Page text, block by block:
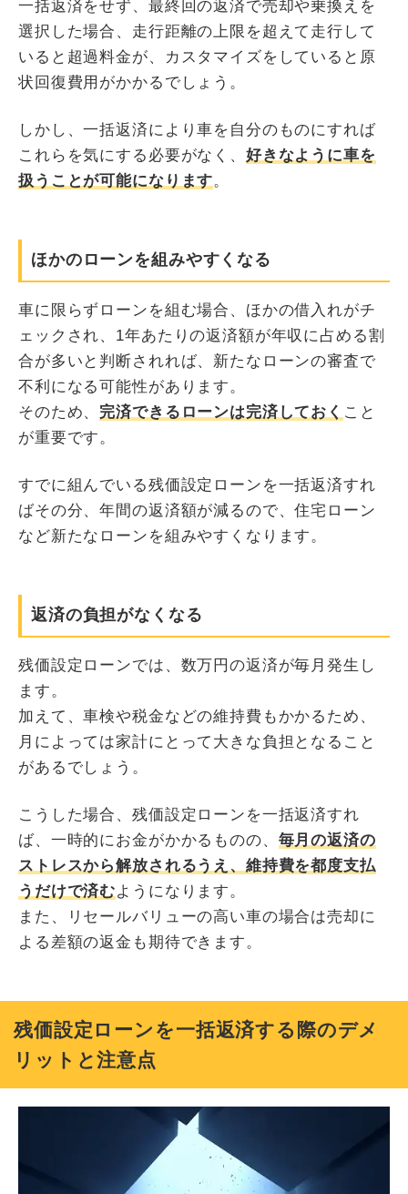
一括返済をせず、最終回の返済で売却や乗換えを
選択した場合、走行距離の上限を超えて走行して
いると超過料金が、カスタマイズをしていると原
状回復費用がかかるでしょう。
しかし、一括返済により車を自分のものにすれば
これらを気にする必要がなく、 好きなように車を
扱うことが可能になります。
ほかのローンを組みやすくなる
車に限らずローンを組む場合、ほかの借入れがチ
ェックされ、1年あたりの返済額が年収に占める割
合が多いと判断されれば、新たなローンの審査で
不利になる可能性があります。
そのため、 完済できるローンは完済しておく こと
が重要です。
すでに組んでいる残価設定ローンを一括返済すれ
ばその分、年間の返済額が減るので、住宅ローン
など新たなローンを組みやすくなります。
返済の負担がなくなる
残価設定ローンでは、数万円の返済が毎月発生し
ます。
加えて、車検や税金などの維持費もかかるため、
月によっては家計にとって大きな負担となること
があるでしょう。
こうした場合、残価設定ローンを一括返済すれ
ば、一時的にお金がかかるものの、 毎月の返済の
ストレスから解放されるうえ、維持費を都度支払
うだけで済むようになります。
また、リセールバリューの高い車の場合は売却に
よる差額の返金も期待できます。
残価設定ローンを一括返済する際のデメ
リットと注意点